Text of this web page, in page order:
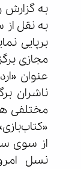
به
به نقل از
برپایی
مجازی
عنوان
ناشران
مختلفی
از سوی
نسل